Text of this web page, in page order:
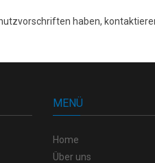
haben,
MENÜ
Home
Über uns